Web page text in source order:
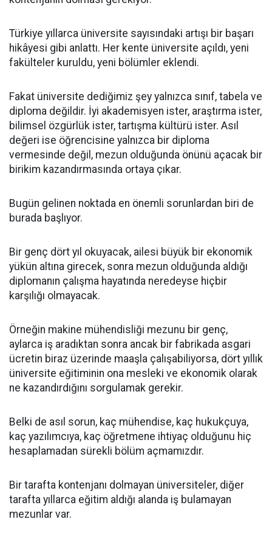
Türkiye yıllarca üniversite sayısındaki artışı bir başarı
hikâyesi gibi anlattı. Her kente üniversite açıldı, yeni
fakülteler kuruldu, yeni bölümler eklendi.
Fakat üniversite dediğimiz şey yalnızca sınıf, tabela ve
diploma değildir. İyi akademisyen ister, araştırma ister,
bilimsel özgürlük ister, tartışma kültürü ister. Asıl
değeri ise öğrencisine yalnızca bir diploma
vermesinde değil, mezun olduğunda önünü açacak bir
birikim kazandırmasında ortaya çıkar.
Bugün gelinen noktada en önemli sorunlardan biri de
burada başlıyor.
Bir genç dört yıl okuyacak, ailesi büyük bir ekonomik
yükün altına girecek, sonra mezun olduğunda aldığı
diplomanın çalışma hayatında neredeyse hiçbir
karşılığı olmayacak.
Örneğin makine mühendisliği mezunu bir genç,
aylarca iş aradıktan sonra ancak bir fabrikada asgari
ücretin biraz üzerinde maaşla çalışabiliyorsa, dört yıllık
üniversite eğitiminin ona mesleki ve ekonomik olarak
ne kazandırdığını sorgulamak gerekir.
Belki de asıl sorun, kaç mühendise, kaç hukukçuya,
kaç yazılımcıya, kaç öğretmene ihtiyaç olduğunu hiç
hesaplamadan sürekli bölüm açmamızdır.
Bir tarafta kontenjanı dolmayan üniversiteler, diğer
tarafta yıllarca eğitim aldığı alanda iş bulamayan
mezunlar var.